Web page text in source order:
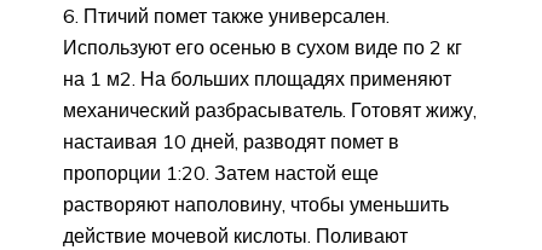
Птичий помет также универсален.
Используют его осенью в сухом виде по 2 кг
на 1 м2. На больших площадях применяют
механический разбрасыватель. Готовят жижу,
настаивая 10 дней, разводят помет в
пропорции 1:20. Затем настой еще
растворяют наполовину, чтобы уменьшить
действие мочевой кислоты. Поливают